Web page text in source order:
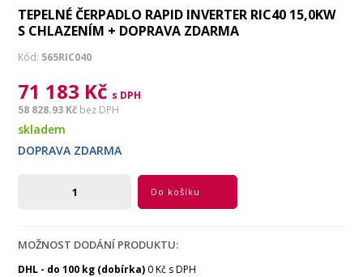
TEPELNÉ ČERPADLO RAPID INVERTER RIC40 15,0KW
S CHLAZENÍM + DOPRAVA ZDARMA
Kód: 565RIC040
71 183 Kč s DPH
58 828.93 Kč bez DPH
skladem
DOPRAVA ZDARMA
Do košíku
MOŽNOST DODÁNÍ PRODUKTU:
DHL - do 100 kg (dobírka) 0 Kč s DPH